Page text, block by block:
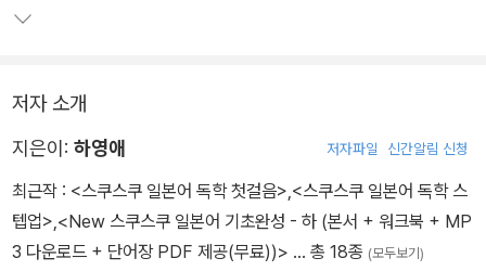
추가로 제공한다.
저자 소개
지은이: 하영애 저자파일 신간알림 신청
최근작 : <스쿠스쿠 일본어 독학 첫걸음> <스쿠스쿠 일본어 독학 스
텝업> <New 스쿠스쿠 일본어 기초완성 - 하 (본서 + 워크북 + MP
3 다운로드 + 단어장 PDF 제공(무료))> … 총 18종 (모두보기)